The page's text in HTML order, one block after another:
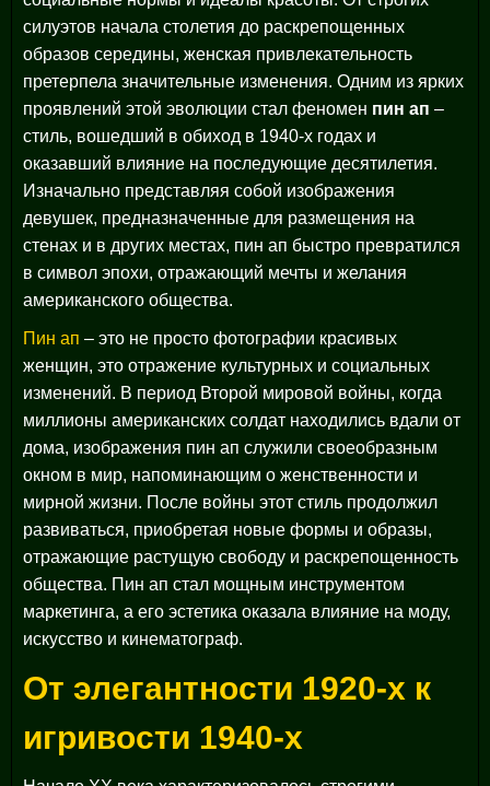
силуэтов начала столетия до раскрепощенных
образов середины, женская привлекательность
претерпела значительные изменения. Одним из ярких
проявлений этой эволюции стал феномен пин ап –
стиль, вошедший в обиход в 1940-х годах и
оказавший влияние на последующие десятилетия.
Изначально представляя собой изображения
девушек, предназначенные для размещения на
стенах и в других местах, пин ап быстро превратился
в символ эпохи, отражающий мечты и желания
американского общества.
Пин ап – это не просто фотографии красивых
женщин, это отражение культурных и социальных
изменений. В период Второй мировой войны, когда
миллионы американских солдат находились вдали от
дома, изображения пин ап служили своеобразным
окном в мир, напоминающим о женственности и
мирной жизни. После войны этот стиль продолжил
развиваться, приобретая новые формы и образы,
отражающие растущую свободу и раскрепощенность
общества. Пин ап стал мощным инструментом
маркетинга, а его эстетика оказала влияние на моду,
искусство и кинематограф.
От элегантности 1920-х к
игривости 1940-х